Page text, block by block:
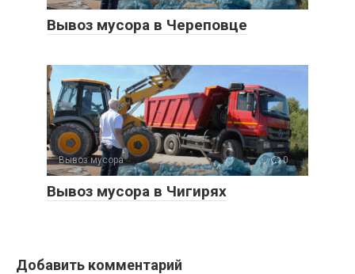
Вывоз мусора в Череповце
Вывоз мусора 0
Вывоз мусора в Чигирях
Добавить комментарий